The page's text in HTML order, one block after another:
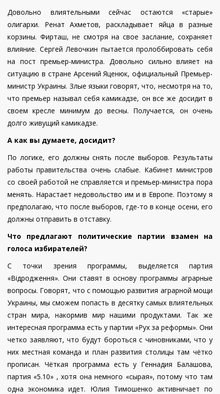
Довольно влиятельными сейчас остаются «старые»
олигархи. Ренат Ахметов, раскладывает яйца в разные
корзины. Фирташ, не смотря на свое заслание, сохраняет
влияние. Сергей Левочкин пытается пролоббировать себя
на пост премьер-министра. Довольно сильно влияет на
ситуацию в стране Арсений Яценюк, официальный Премьер-
министр Украины. Злые языки говорят, что, несмотря на то,
что премьер называл себя камикадзе, он все же досидит в
своем кресле минимум до весны. Получается, он очень
долго живущий камикадзе.
А как вы думаете, досидит?
По логике, его должны снять после выборов. Результаты
работы правительства очень слабые. Кабинет министров
со своей работой не справляется и премьер-министра пора
менять. Нарастает недовольство им и в Европе. Поэтому я
предполагаю, что после выборов, где-то в конце осени, его
должны отправить в отставку.
Что предлагают политические партии взамен на
голоса избирателей?
С точки зрения программы, выделяется партия
«Відродження». Они ставят в основу программы аграрные
вопросы. Говорят, что с помощью развития аграрной мощи
Украины, мы сможем попасть в десятку самых влиятельных
стран мира, накормив мир нашими продуктами. Так же
интересная программа есть у партии «Рух за реформы». Они
четко заявляют, что будут бороться с чиновниками, что у
них местная команда и план развития столицы там чётко
прописан. Чёткая программа есть у Геннадия Балашова,
партия «5.10» , хотя она немного «сырая», потому что там
одна экономика идет. Юлия Тимошенко активничает по